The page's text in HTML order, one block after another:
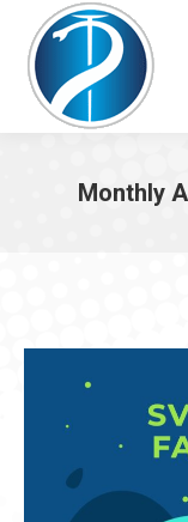
Monthly